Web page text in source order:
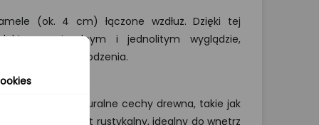
(ok. 4 cm) łączone wzdłuż. Dzięki tej
o naturalnym i jednolitym wyglądzie,
na uszkodzenia.
eksponują naturalne cechy drewna, takie jak
spójny efekt rustykalny, idealny do wnętrz